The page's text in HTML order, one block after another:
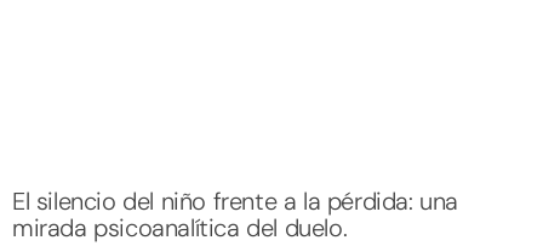
El silencio del niño frente a la pérdida: una
mirada psicoanalítica del duelo.